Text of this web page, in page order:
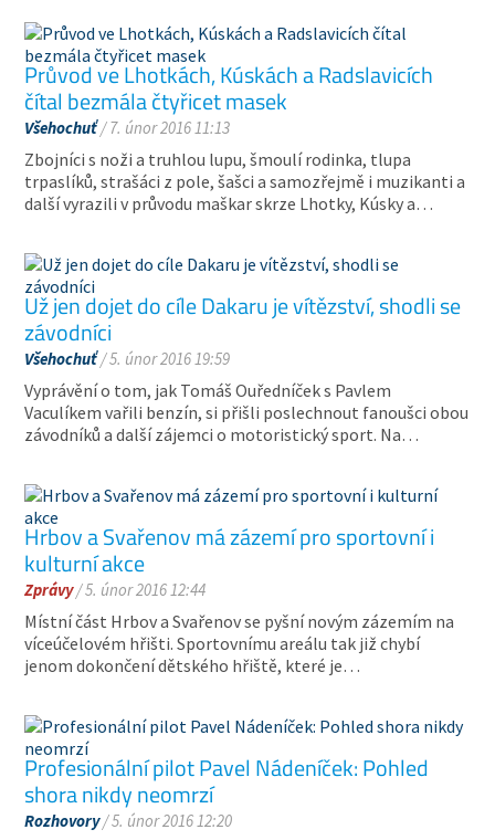
Průvod ve Lhotkách, Kúskách a Radslavicích
čítal bezmála čtyřicet masek
Všehochuť/ 7. únor 2016 11:13
Zbojníci s noži a truhlou lupu, šmoulí rodinka, tlupa
trpaslíků, strašáci z pole, šašci a samozřejmě i muzikanti a
další vyrazili v průvodu maškar skrze Lhotky, Kúsky a…
Už jen dojet do cíle Dakaru je vítězství, shodli se
závodníci
Všehochuť/ 5. únor 2016 19:59
Vyprávění o tom, jak Tomáš Ouředníček s Pavlem
Vaculíkem vařili benzín, si přišli poslechnout fanoušci obou
závodníků a další zájemci o motoristický sport. Na…
Hrbov a Svařenov má zázemí pro sportovní i
kulturní akce
Zprávy/ 5. únor 2016 12:44
Místní část Hrbov a Svařenov se pyšní novým zázemím na
víceúčelovém hřišti. Sportovnímu areálu tak již chybí
jenom dokončení dětského hřiště, které je…
Profesionální pilot Pavel Nádeníček: Pohled
shora nikdy neomrzí
Rozhovory/ 5. únor 2016 12:20